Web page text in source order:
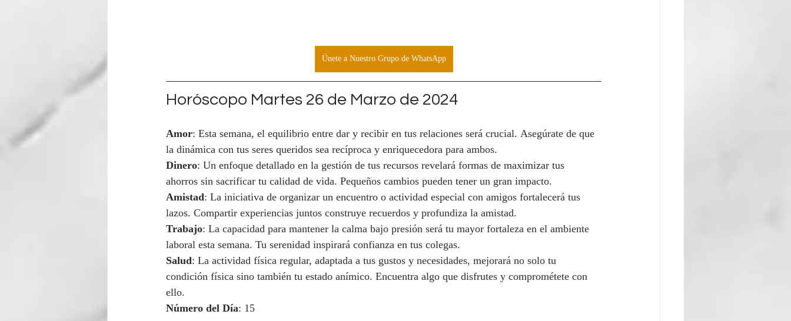
Únete a Nuestro Grupo de WhatsApp
Horóscopo Martes 26 de Marzo de 2024
Amor: Esta semana, el equilibrio entre dar y recibir en tus relaciones será crucial. Asegúrate de que
la dinámica con tus seres queridos sea recíproca y enriquecedora para ambos.
Dinero: Un enfoque detallado en la gestión de tus recursos revelará formas de maximizar tus
ahorros sin sacrificar tu calidad de vida. Pequeños cambios pueden tener un gran impacto.
Amistad: La iniciativa de organizar un encuentro o actividad especial con amigos fortalecerá tus
lazos. Compartir experiencias juntos construye recuerdos y profundiza la amistad.
Trabajo: La capacidad para mantener la calma bajo presión será tu mayor fortaleza en el ambiente
laboral esta semana. Tu serenidad inspirará confianza en tus colegas.
Salud: La actividad física regular, adaptada a tus gustos y necesidades, mejorará no solo tu
condición física sino también tu estado anímico. Encuentra algo que disfrutes y comprométete con
ello.
Número del Día: 15